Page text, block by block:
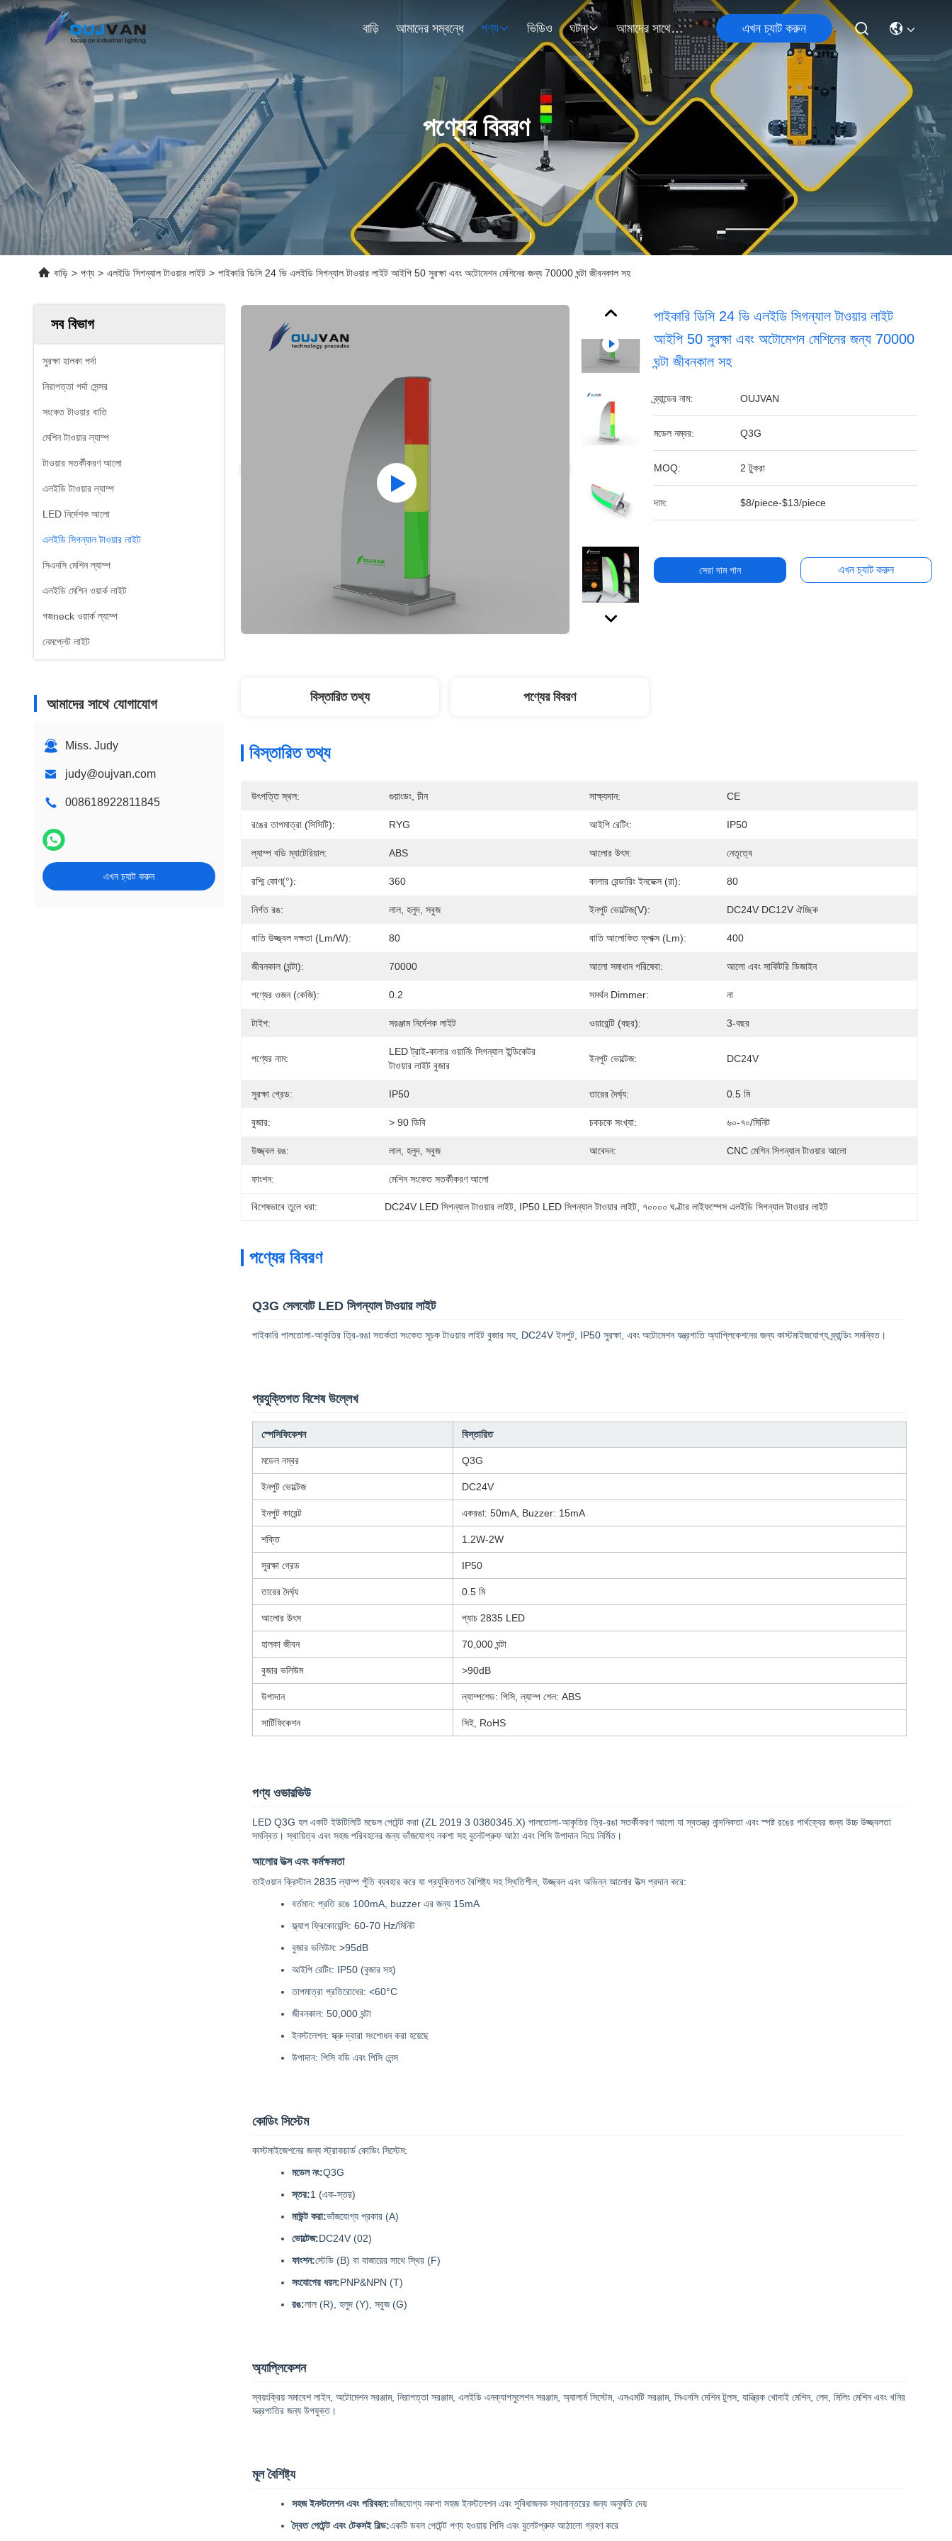
বাড়ি আমাদের সম্বন্ধে পণ্য ভিডিও ঘটনা আমাদের সাথে যোগাযোগ এখন চ্যাট করুন
পণ্যের বিবরণ
বাড়ি > পণ্য > এলইডি সিগন্যাল টাওয়ার লাইট > পাইকারি ডিসি 24 ভি এলইডি সিগন্যাল টাওয়ার লাইট আইপি 50 সুরক্ষা এবং অটোমেশন মেশিনের জন্য 70000 ঘন্টা জীবনকাল সহ
সব বিভাগ
সুরক্ষা হালকা পর্দা
নিরাপত্তা পর্দা সেন্সর
সংকেত টাওয়ার বাতি
মেশিন টাওয়ার ল্যাম্প
টাওয়ার সতর্কীকরণ আলো
এলইডি টাওয়ার ল্যাম্প
LED নির্দেশক আলো
এলইডি সিগন্যাল টাওয়ার লাইট
সিএনসি মেশিন ল্যাম্প
এলইডি মেশিন ওয়ার্ক লাইট
গজneck ওয়ার্ক ল্যাম্প
নেমপ্লেট লাইট
আমাদের সাথে যোগাযোগ
Miss. Judy
judy@oujvan.com
008618922811845
এখন চ্যাট করুন
পাইকারি ডিসি 24 ভি এলইডি সিগন্যাল টাওয়ার লাইট
আইপি 50 সুরক্ষা এবং অটোমেশন মেশিনের জন্য 70000
ঘন্টা জীবনকাল সহ
ব্র্যান্ডের নাম: OUJVAN
মডেল নম্বর: Q3G
MOQ: 2 টুকরা
দাম: $8/piece-$13/piece
সেরা দাম পান এখন চ্যাট করুন
বিস্তারিত তথ্য পণ্যের বিবরণ
বিস্তারিত তথ্য
উৎপত্তি স্থল: গুয়াংডং, চীন সাক্ষ্যদান: CE
রঙের তাপমাত্রা (সিসিটি): RYG আইপি রেটিং: IP50
ল্যাম্প বডি ম্যাটেরিয়াল: ABS আলোর উৎস: নেতৃত্বে
রশ্মি কোণ(°): 360 কালার রেন্ডারিং ইনডেক্স (রা): 80
নির্গত রঙ: লাল, হলুদ, সবুজ ইনপুট ভোল্টেজ(V): DC24V DC12V ঐচ্ছিক
বাতি উজ্জ্বল দক্ষতা (lm/w): 80 বাতি আলোকিত ফ্লাক্স (lm): 400
জীবনকাল (ঘন্টা): 70000 আলো সমাধান পরিষেবা: আলো এবং সার্কিটরি ডিজাইন
পণ্যের ওজন (কেজি): 0.2 সমর্থন Dimmer: না
টাইপ: সরঞ্জাম নির্দেশক লাইট ওয়ারেন্টি (বছর): 3-বছর
পণ্যের নাম:
LED ট্রাই-কালার ওয়ার্নিং সিগন্যাল ইন্ডিকেটর
টাওয়ার লাইট বুজার
ইনপুট ভোল্টেজ: DC24V
সুরক্ষা গ্রেড: IP50 তারের দৈর্ঘ্য: 0.5 মি
বুজার: > 90 ডিবি চকচকে সংখ্যা: ৬০-৭০/মিনিট
উজ্জ্বল রঙ: লাল, হলুদ, সবুজ আবেদন: CNC মেশিন সিগন্যাল টাওয়ার আলো
ফাংশন: মেশিন সংকেত সতর্কীকরণ আলো
বিশেষভাবে তুলে ধরা: DC24V LED সিগন্যাল টাওয়ার লাইট IP50 LED সিগন্যাল টাওয়ার লাইট ৭০০০০ ঘণ্টার লাইফস্পেস এলইডি সিগন্যাল টাওয়ার লাইট
পণ্যের বিবরণ
Q3G সেলবোট LED সিগন্যাল টাওয়ার লাইট
পাইকারি পালতোলা-আকৃতির ত্রি-রঙা সতর্কতা সংকেত সূচক টাওয়ার লাইট বুজার সহ, DC24V ইনপুট, IP50 সুরক্ষা, এবং অটোমেশন যন্ত্রপাতি অ্যাপ্লিকেশনের জন্য কাস্টমাইজযোগ্য ব্র্যান্ডিং সমন্বিত।
প্রযুক্তিগত বিশেষ উল্লেখ
স্পেসিফিকেশন বিস্তারিত
মডেল নম্বর Q3G
ইনপুট ভোল্টেজ DC24V
ইনপুট কারেন্ট একরঙা: 50mA, Buzzer: 15mA
শক্তি 1.2W-2W
সুরক্ষা গ্রেড IP50
তারের দৈর্ঘ্য 0.5 মি
আলোর উৎস প্যাচ 2835 LED
হালকা জীবন 70,000 ঘন্টা
বুজার ভলিউম >90dB
উপাদান ল্যাম্পশেড: পিসি, ল্যাম্প শেল: ABS
সার্টিফিকেশন সিই, RoHS
পণ্য ওভারভিউ
LED Q3G হল একটি ইউটিলিটি মডেল পেটেন্ট করা (ZL 2019 3 0380345.X) পালতোলা-আকৃতির ত্রি-রঙা সতর্কীকরণ আলো যা স্বতন্ত্র নান্দনিকতা এবং স্পষ্ট রঙের পার্থক্যের জন্য উচ্চ উজ্জ্বলতা
সমন্বিত। স্থায়িত্ব এবং সহজ পরিবহনের জন্য ভাঁজযোগ্য নকশা সহ বুলেটপ্রুফ আঠা এবং পিসি উপাদান দিয়ে নির্মিত।
আলোর উত্স এবং কর্মক্ষমতা
তাইওয়ান ক্রিস্টাল 2835 ল্যাম্প পুঁতি ব্যবহার করে যা প্রযুক্তিগত বৈশিষ্ট্য সহ স্থিতিশীল, উজ্জ্বল এবং অভিন্ন আলোর উত্স প্রদান করে:
বর্তমান: প্রতি রঙে 100mA, buzzer এর জন্য 15mA
ফ্ল্যাশ ফ্রিকোয়েন্সি: 60-70 Hz/মিনিট
বুজার ভলিউম: >95dB
আইপি রেটিং: IP50 (বুজার সহ)
তাপমাত্রা প্রতিরোধের: <60°C
জীবনকাল: 50,000 ঘন্টা
ইনস্টলেশন: স্ক্রু দ্বারা সংশোধন করা হয়েছে
উপাদান: পিসি বডি এবং পিসি লেন্স
কোডিং সিস্টেম
কাস্টমাইজেশনের জন্য স্ট্রাকচার্ড কোডিং সিস্টেম:
মডেল নং:Q3G
স্তর:1 (এক-স্তর)
মাউন্ট করা:ভাঁজযোগ্য প্রকার (A)
ভোল্টেজ:DC24V (02)
ফাংশন:স্টেডি (B) বা বাজারের সাথে স্থির (F)
সংযোগের ধরন:PNP&NPN (T)
রঙ:লাল (R), হলুদ (Y), সবুজ (G)
অ্যাপ্লিকেশন
স্বয়ংক্রিয় সমাবেশ লাইন, অটোমেশন সরঞ্জাম, নিরাপত্তা সরঞ্জাম, এলইডি এনক্যাপসুলেশন সরঞ্জাম, অ্যালার্ম সিস্টেম, এসএমটি সরঞ্জাম, সিএনসি মেশিন টুলস, যান্ত্রিক খোদাই মেশিন, লেদ, মিলিং মেশিন এবং খনির
যন্ত্রপাতির জন্য উপযুক্ত।
মূল বৈশিষ্ট্য
সহজ ইনস্টলেশন এবং পরিবহন:ভাঁজযোগ্য নকশা সহজ ইনস্টলেশন এবং সুবিধাজনক স্থানান্তরের জন্য অনুমতি দেয়
দ্বৈত পেটেন্ট এবং টেকসই বিল্ড:একটি ডবল পেটেন্ট পণ্য হওয়ায় পিসি এবং বুলেটপ্রুফ আঠালো গ্রহণ করে